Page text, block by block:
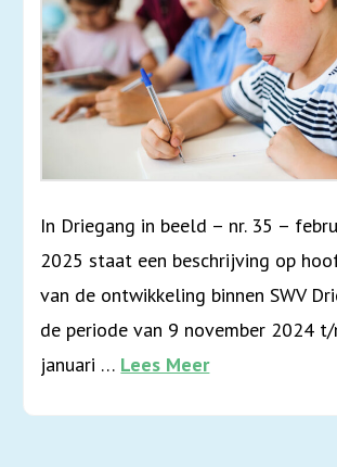
In Driegang in beeld – nr. 35 –
2025 staat een beschrijving op
van de ontwikkeling binnen SWV
de periode van 9 november 2024
januari … Lees Meer